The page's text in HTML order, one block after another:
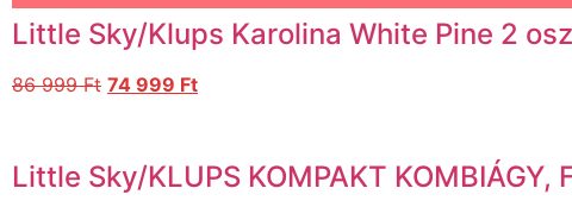
Little Sky/Klups Karolina White Pine 2
86 999Ft 74 999 Ft
Little Sky/KLUPS KOMPAKT KOMBIÁGY,